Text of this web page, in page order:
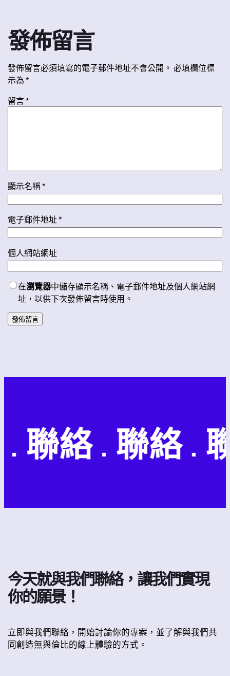
發佈留言
發佈留言必須填寫的電子郵件地址不會公開。 必填欄位標
示為*
留言*
顯示名稱*
電子郵件地址*
個人網站網址
在瀏覽器中儲存顯示名稱、電子郵件地址及個人網站網
址，以供下次發佈留言時使用。
聯絡 . 聯絡 .
今天就與我們聯絡，讓我們實現
你的願景！
立即與我們聯絡，開始討論你的專案，並了解與我們共
同創造無與倫比的線上體驗的方式。